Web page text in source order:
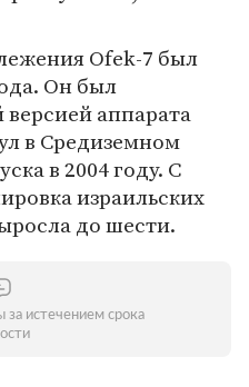
Ofek-7 был
Он был
аппарата
в Средиземном
в 2004 году. С
израильских
до шести.
истечением срока